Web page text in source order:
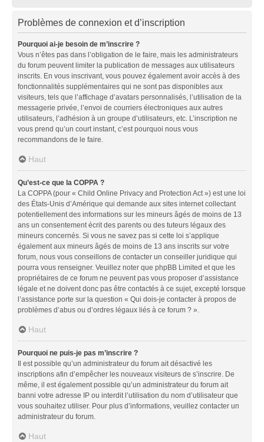
Problèmes de connexion et d’inscription
Pourquoi ai-je besoin de m’inscrire ?
Vous n’êtes pas dans l’obligation de le faire, mais les administrateurs
du forum peuvent limiter la publication de messages aux utilisateurs
inscrits. En vous inscrivant, vous pouvez également avoir accès à des
fonctionnalités supplémentaires qui ne sont pas disponibles aux
visiteurs, tels que l’affichage d’avatars personnalisés, l’utilisation de la
messagerie privée, l’envoi de courriers électroniques aux autres
utilisateurs, l’adhésion à un groupe d’utilisateurs, etc. L’inscription ne
vous prend qu’un court instant, c’est pourquoi nous vous
recommandons de le faire.
Haut
Qu’est-ce que la COPPA ?
La COPPA (pour « Child Online Privacy and Protection Act ») est une loi
des États-Unis d’Amérique qui demande aux sites internet collectant
potentiellement des informations sur les mineurs âgés de moins de 13
ans un consentement écrit des parents ou des tuteurs légaux des
mineurs concernés. Si vous ne savez pas si cette loi s’applique
également aux mineurs âgés de moins de 13 ans inscrits sur votre
forum, nous vous conseillons de contacter un conseiller juridique qui
pourra vous renseigner. Veuillez noter que phpBB Limited et que les
propriétaires de ce forum ne peuvent pas vous proposer d’assistance
légale et ne doivent donc pas être contactés à ce sujet, excepté lorsque
l’assistance porte sur la question « Qui dois-je contacter à propos de
problèmes d’abus ou d’ordres légaux liés à ce forum ? ».
Haut
Pourquoi ne puis-je pas m’inscrire ?
Il est possible qu’un administrateur du forum ait désactivé les
inscriptions afin d’empêcher les nouveaux visiteurs de s’inscrire. De
même, il est également possible qu’un administrateur du forum ait
banni votre adresse IP ou interdit l’utilisation du nom d’utilisateur que
vous souhaitez utiliser. Pour plus d’informations, veuillez contacter un
administrateur du forum.
Haut